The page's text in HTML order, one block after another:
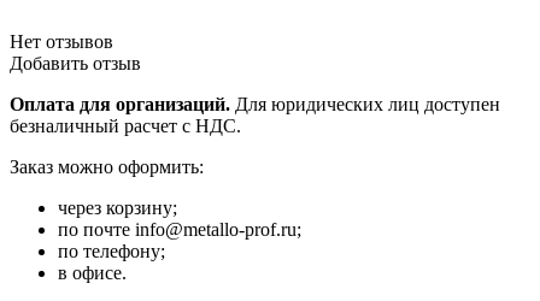
Нет отзывов
Добавить отзыв
Оплата для организаций. Для юридических лиц доступен
безналичный расчет с НДС.
Заказ можно оформить:
через корзину;
по почте info@metallo-prof.ru;
по телефону;
в офисе.